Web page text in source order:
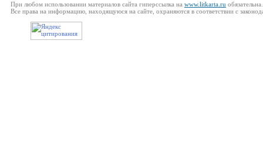
При любом использовании материалов сайта гиперссылка на www.litkarta.ru обязательна.
Все права на информацию, находящуюся на сайте, охраняются в соответствии с